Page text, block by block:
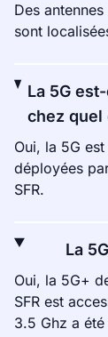
Des
sont
La 5G
chez quel
Oui, la 5G
déployées
SFR.
La
Oui, la 5G+
SFR est
3.5 Ghz a